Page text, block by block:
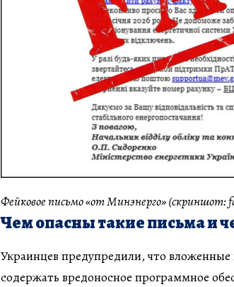
Фейковое письмо «от Минэнерго» (скриншот:
Чем опасны такие письма и
Украинцев предупредили, что
содержать вредоносное программное